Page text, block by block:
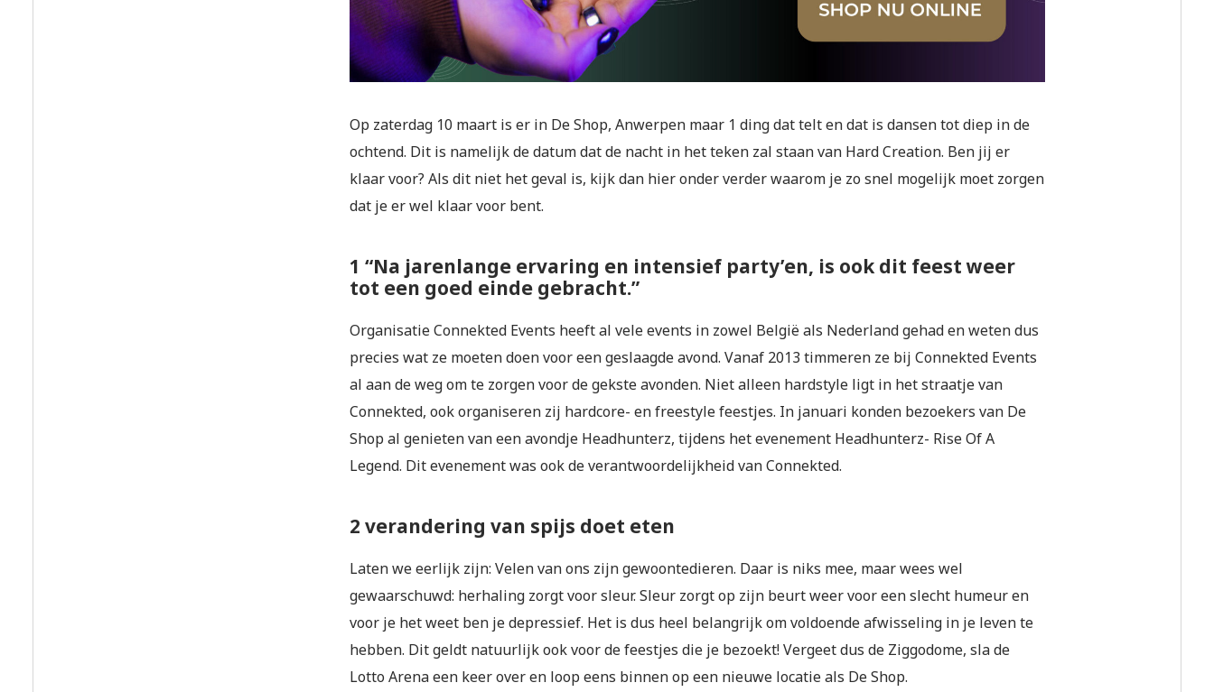
Op zaterdag 10 maart is er in De Shop, Anwerpen maar 1 ding dat telt en dat is dansen tot diep in de
ochtend. Dit is namelijk de datum dat de nacht in het teken zal staan van Hard Creation. Ben jij er
klaar voor? Als dit niet het geval is, kijk dan hier onder verder waarom je zo snel mogelijk moet zorgen
dat je er wel klaar voor bent.
1 “Na jarenlange ervaring en intensief party’en, is ook dit feest weer
tot een goed einde gebracht.”
Organisatie Connekted Events heeft al vele events in zowel België als Nederland gehad en weten dus
precies wat ze moeten doen voor een geslaagde avond. Vanaf 2013 timmeren ze bij Connekted Events
al aan de weg om te zorgen voor de gekste avonden. Niet alleen hardstyle ligt in het straatje van
Connekted, ook organiseren zij hardcore- en freestyle feestjes. In januari konden bezoekers van De
Shop al genieten van een avondje Headhunterz, tijdens het evenement Headhunterz- Rise Of A
Legend. Dit evenement was ook de verantwoordelijkheid van Connekted.
2 verandering van spijs doet eten
Laten we eerlijk zijn: Velen van ons zijn gewoontedieren. Daar is niks mee, maar wees wel
gewaarschuwd: herhaling zorgt voor sleur. Sleur zorgt op zijn beurt weer voor een slecht humeur en
voor je het weet ben je depressief. Het is dus heel belangrijk om voldoende afwisseling in je leven te
hebben. Dit geldt natuurlijk ook voor de feestjes die je bezoekt! Vergeet dus de Ziggodome, sla de
Lotto Arena een keer over en loop eens binnen op een nieuwe locatie als De Shop.